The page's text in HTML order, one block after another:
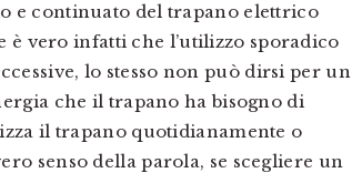
e continuato del trapano elettrico
è vero infatti che l’utilizzo sporadico
lo stesso non può dirsi per un
che il trapano ha bisogno di
il trapano quotidianamente o
senso della parola, se scegliere un